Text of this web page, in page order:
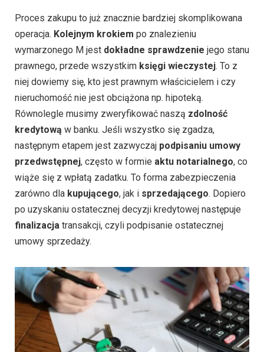
Proces zakupu to już znacznie bardziej skomplikowana
operacja. Kolejnym krokiem po znalezieniu
wymarzonego M jest dokładne sprawdzenie jego stanu
prawnego, przede wszystkim księgi wieczystej. To z
niej dowiemy się, kto jest prawnym właścicielem i czy
nieruchomość nie jest obciążona np. hipoteką.
Równolegle musimy zweryfikować naszą zdolność
kredytową w banku. Jeśli wszystko się zgadza,
następnym etapem jest zazwyczaj podpisaniu umowy
przedwstępnej, często w formie aktu notarialnego, co
wiąże się z wpłatą zadatku. To forma zabezpieczenia
zarówno dla kupującego, jak i sprzedającego. Dopiero
po uzyskaniu ostatecznej decyzji kredytowej następuje
finalizacja transakcji, czyli podpisanie ostatecznej
umowy sprzedaży.